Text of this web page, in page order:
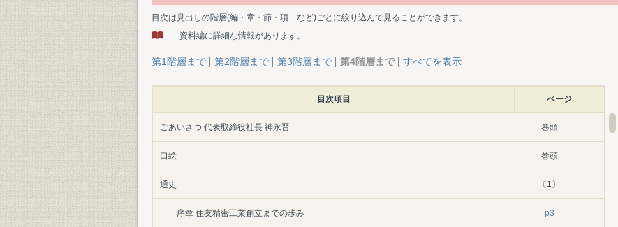
目次は見出しの階層(編・章・節・項…など)ごとに絞り込んで見ることができます。
… 資料編に詳細な情報があります。
第1階層まで 第2階層まで 第3階層まで 第4階層まで すべてを表示
目次項目 ページ
ごあいさつ 代表取締役社長 神永晋 巻頭
口絵 巻頭
通史 〔1〕
序章 住友精密工業創立までの歩み p3